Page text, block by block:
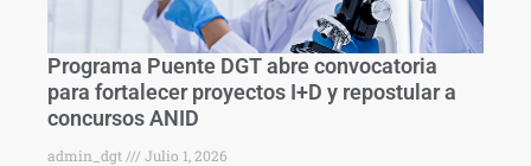
Programa Puente DGT abre convocatoria
para fortalecer proyectos I+D y repostular a
concursos ANID
admin_dgt Julio 1, 2026